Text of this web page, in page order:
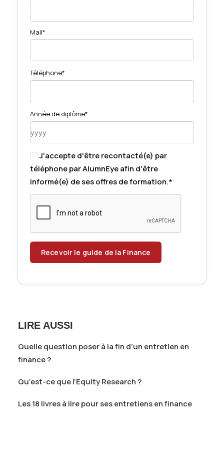
Mail*
Téléphone*
Année de diplôme*
J'accepte d'être recontacté(e) par
téléphone par AlumnEye afin d'être
informé(e) de ses offres de formation.*
LIRE AUSSI
Quelle question poser à la fin d’un entretien en
finance ?
Qu’est-ce que l’Equity Research ?
Les 18 livres à lire pour ses entretiens en finance